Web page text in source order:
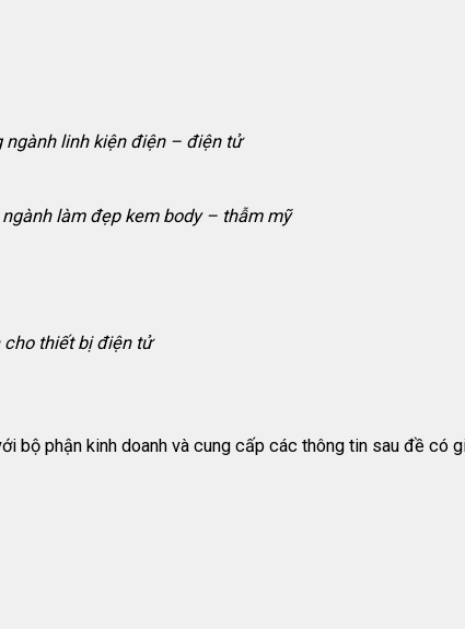
ngành linh kiện điện – điện tử
làm đẹp kem body – thẫm mỹ
thiết bị điện tử
bộ phận kinh doanh và cung cấp các thông tin sau đề có